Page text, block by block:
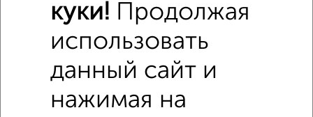
Это предложение
Средняя цена по городу
Похожие предложения рядом
Комнаты в общежитии недалеко от Танкистов 197
куки! Продолжая
использовать
данный сайт и
нажимая на